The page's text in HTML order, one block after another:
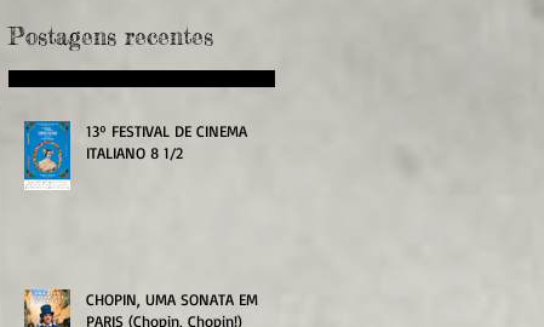
Postagens recentes
13º FESTIVAL DE CINEMA
ITALIANO 8 1/2
CHOPIN, UMA SONATA EM
PARIS (Chopin, Chopin!)